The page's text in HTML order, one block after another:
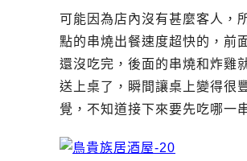
可能因為店內沒有甚麼客人，
點的串燒出餐速度超快的，前
還沒吃完，後面的串燒和炸雞
送上桌了，瞬間讓桌上變得很
覺，不知道接下來要先吃哪一